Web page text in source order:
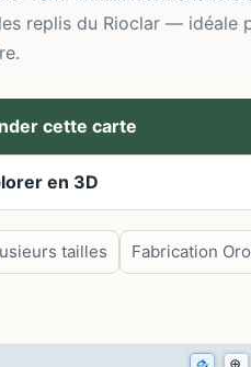
replis du Rioclar — idéale
cette carte
en 3D
tailles Fabrication